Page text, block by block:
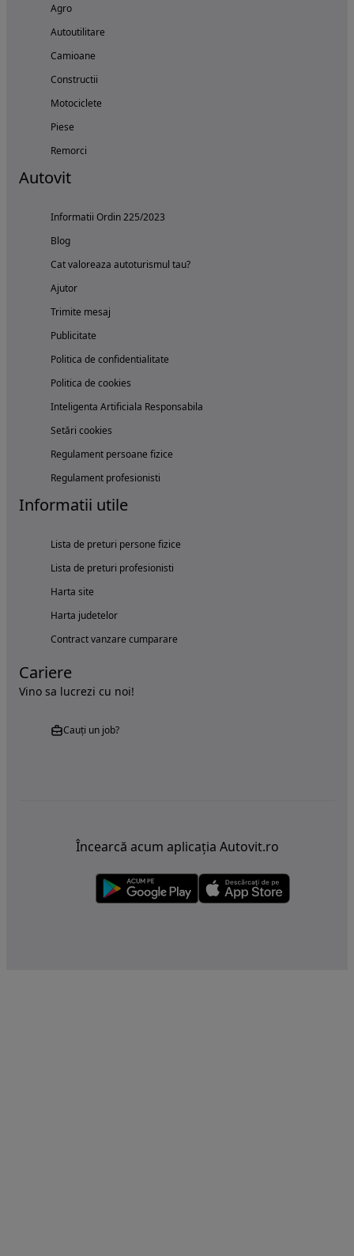
Agro
Autoutilitare
Camioane
Constructii
Motociclete
Piese
Remorci
Autovit
Informatii Ordin 225/2023
Blog
Cat valoreaza autoturismul tau?
Ajutor
Trimite mesaj
Publicitate
Politica de confidentialitate
Politica de cookies
Inteligenta Artificiala Responsabila
Setări cookies
Regulament persoane fizice
Regulament profesionisti
Informatii utile
Lista de preturi persone fizice
Lista de preturi profesionisti
Harta site
Harta judetelor
Contract vanzare cumparare
Cariere
Vino sa lucrezi cu noi!
Cauți un job?
Încearcă acum aplicația Autovit.ro